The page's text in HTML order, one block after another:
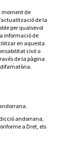
moment de
de la
per qualsevol
informació de
en aquesta
civil o
de la pàgina
difamatòria.
andorrana,
a Dret, els